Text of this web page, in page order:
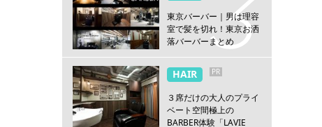
東京バーバー｜男は理容
室で髪を切れ！東京お洒
落バーバーまとめ
HAIR PR
３席だけの大人のプライ
ベート空間極上の
BARBER体験「LAVIE